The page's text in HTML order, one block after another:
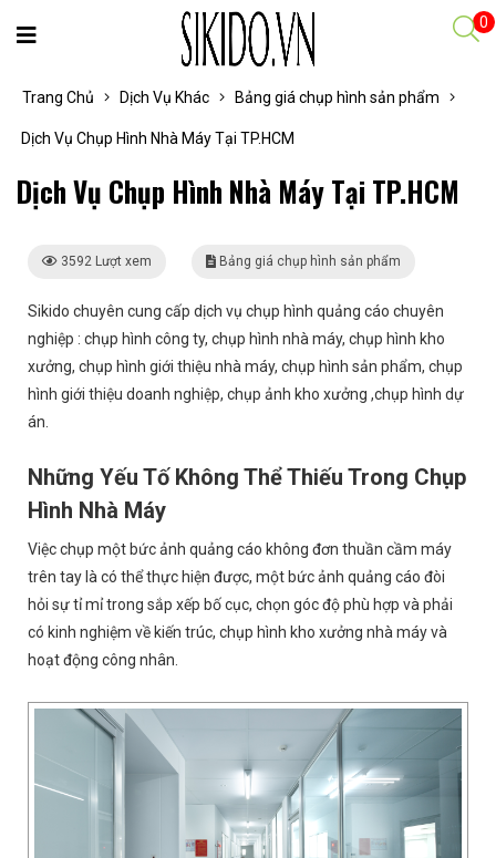
0
Trang Chủ Dịch Vụ Khác Bảng giá chụp hình sản phẩm
Dịch Vụ Chụp Hình Nhà Máy Tại TP.HCM
Dịch Vụ Chụp Hình Nhà Máy Tại TP.HCM
3592 Lượt xem Bảng giá chụp hình sản phẩm
Sikido chuyên cung cấp dịch vụ chụp hình quảng cáo chuyên
nghiệp : chụp hình công ty, chụp hình nhà máy, chụp hình kho
xưởng, chụp hình giới thiệu nhà máy, chụp hình sản phẩm, chụp
hình giới thiệu doanh nghiệp, chụp ảnh kho xưởng ,chụp hình dự
án.
Những Yếu Tố Không Thể Thiếu Trong Chụp
Hình Nhà Máy
Việc chụp một bức ảnh quảng cáo không đơn thuần cầm máy
trên tay là có thể thực hiện được, một bức ảnh quảng cáo đòi
hỏi sự tỉ mỉ trong sắp xếp bố cục, chọn góc độ phù hợp và phải
có kinh nghiệm về kiến trúc, chụp hình kho xưởng nhà máy và
hoạt động công nhân.